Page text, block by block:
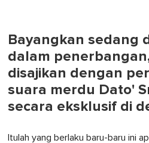
Bayangkan sedang
dalam
disajikan dengan
suara merdu Dato'
secara eksklusif di
Itulah yang berlaku baru-baru ini